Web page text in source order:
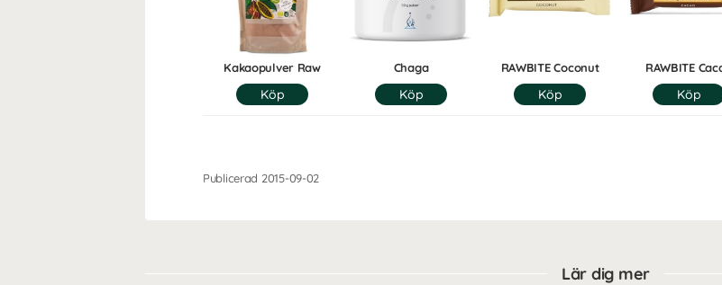
Kakaopulver Raw Chaga RAWBITE Coconut RAWBITE
Publicerad 2015-09-02
Lär dig mer